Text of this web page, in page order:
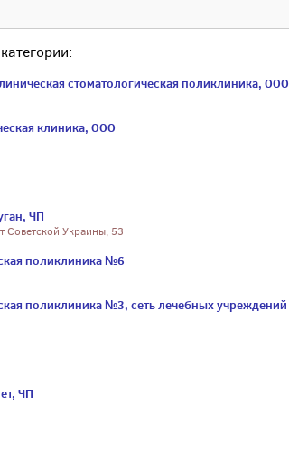
стоматологическая поликлиника, ООО
клиника, ООО
ЧП
Советской Украины, 53
поликлиника №6
поликлиника №3, сеть лечебных учреждений
ЧП